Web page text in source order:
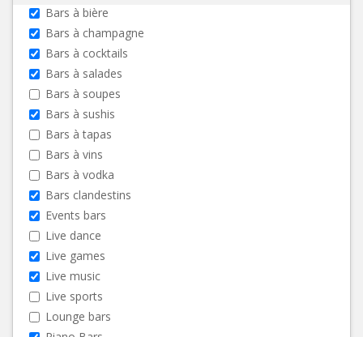
Bars à bière
Bars à champagne
Bars à cocktails
Bars à salades
Bars à soupes
Bars à sushis
Bars à tapas
Bars à vins
Bars à vodka
Bars clandestins
Events bars
Live dance
Live games
Live music
Live sports
Lounge bars